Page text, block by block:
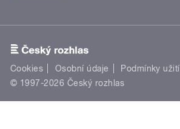
Cookies Osobní údaje Podmínky užití
© 1997-2026 Český rozhlas